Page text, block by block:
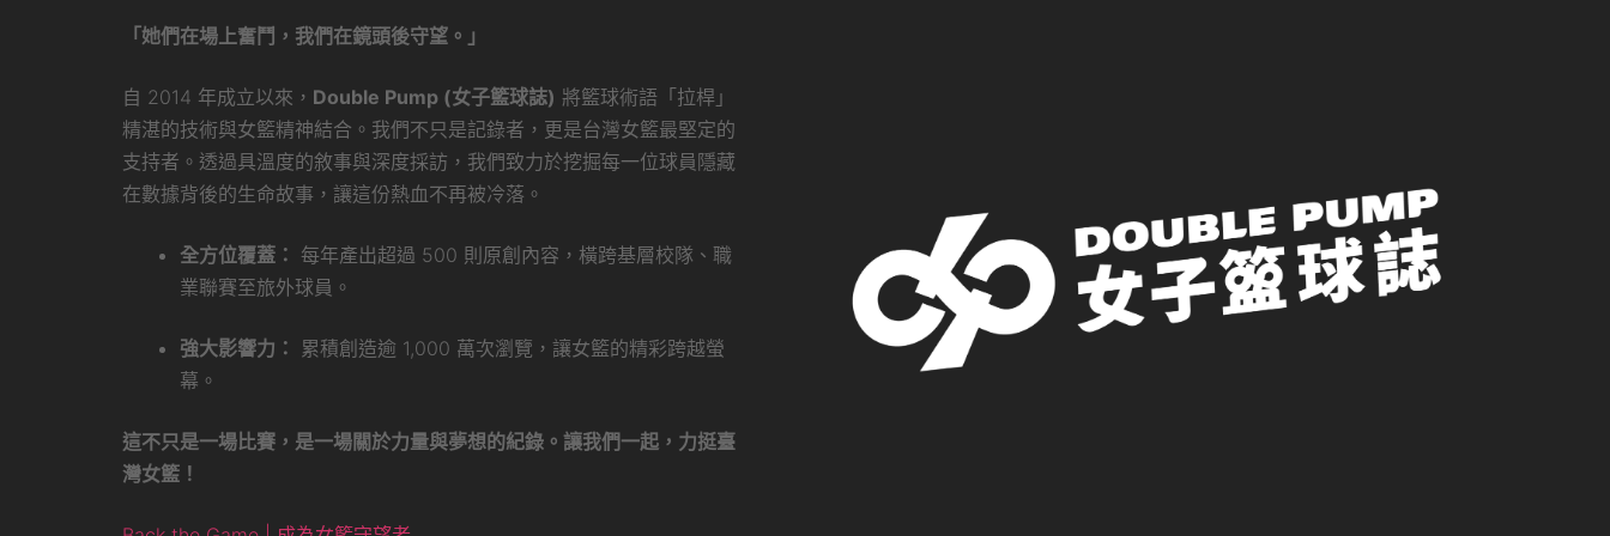
「她們在場上奮鬥，我們在鏡頭後守望。」
自 2014 年成立以來， Double Pump (女子籃球誌) 將籃球術語「拉桿」
精湛的技術與女籃精神結合。我們不只是記錄者，更是台灣女籃最堅定的
支持者。透過具溫度的敘事與深度採訪，我們致力於挖掘每一位球員隱藏
在數據背後的生命故事，讓這份熱血不再被冷落。
全方位覆蓋： 每年產出超過 500 則原創內容，橫跨基層校隊、職
業聯賽至旅外球員。
強大影響力：
累積創造逾 1,000 萬次瀏覽，讓女籃的精彩跨越螢
幕。
這不只是一場比賽，是一場關於力量與夢想的紀錄。讓我們一起，力挺臺
灣女籃！